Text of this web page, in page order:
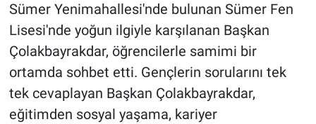
Sümer Yenimahallesi'nde bulunan Sümer Fen
Lisesi'nde yoğun ilgiyle karşılanan Başkan
Çolakbayrakdar, öğrencilerle samimi bir
ortamda sohbet etti. Gençlerin sorularını tek
tek cevaplayan Başkan Çolakbayrakdar,
eğitimden sosyal yaşama, kariyer